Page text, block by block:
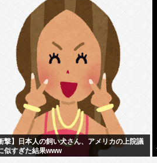
撃】日本人の飼い犬さん、アメリカの上院議
似すぎた結果www